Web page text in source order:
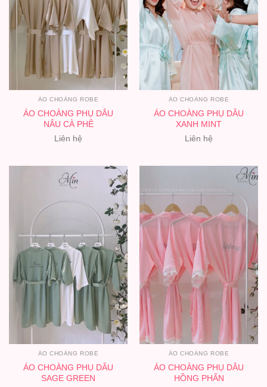
ÁO CHOÀNG ROBE
ÁO CHOÀNG PHỤ DÂU
NÂU CÀ PHÊ
Liên hệ
ÁO CHOÀNG ROBE
ÁO CHOÀNG PHỤ DÂU
XANH MINT
Liên hệ
ÁO CHOÀNG ROBE
ÁO CHOÀNG PHỤ DÂU
SAGE GREEN
ÁO CHOÀNG ROBE
ÁO CHOÀNG PHỤ DÂU
HỒNG PHẤN